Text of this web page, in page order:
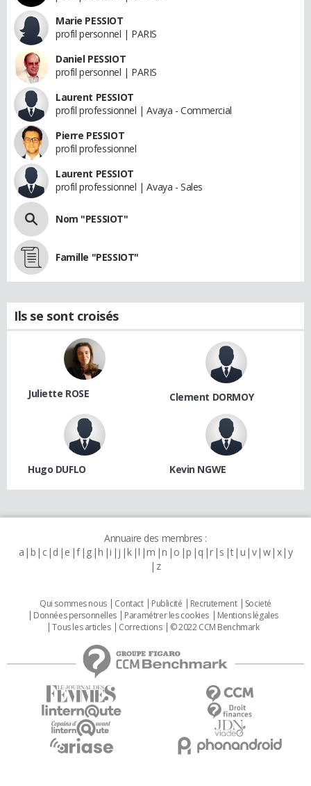
Marie PESSIOT
profil personnel | PARIS
Daniel PESSIOT
profil personnel | PARIS
Laurent PESSIOT
profil professionnel | Avaya - Commercial
Pierre PESSIOT
profil professionnel
Laurent PESSIOT
profil professionnel | Avaya - Sales
Nom "PESSIOT"
Famille "PESSIOT"
Ils se sont croisés
Juliette ROSE Clement DORMOY
Hugo DUFLO Kevin NGWE
Annuaire des membres :
a b c d e f g h i j k l m n o p q r s t u v w x y
z
Qui sommes nous Contact Publicité Recrutement
Societé
Données personnelles
Paramétrer les cookies
Mentions légales
Tous les articles
Corrections © 2022 CCM Benchmark